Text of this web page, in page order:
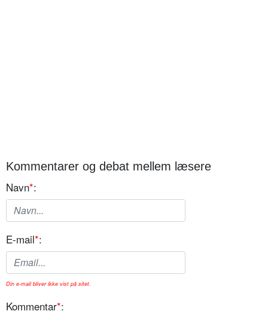
Kommentarer og debat mellem læsere
Navn*:
E-mail*:
Din e-mail bliver ikke vist på sitet.
Kommentar*: